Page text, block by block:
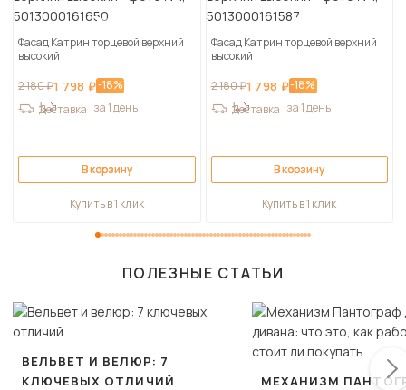
Фасад Катрин торцевой верхний
высокий
2 180 ₽1 798 ₽-18%
Доставка за 1 день
В корзину
Купить в 1 клик
Фасад Катрин торцевой верхний
высокий
2 180 ₽1 798 ₽-18%
Доставка за 1 день
В корзину
Купить в 1 клик
ПОЛЕЗНЫЕ СТАТЬИ
ВЕЛЬВЕТ И ВЕЛЮР: 7
КЛЮЧЕВЫХ ОТЛИЧИЙ
МЕХАНИЗМ